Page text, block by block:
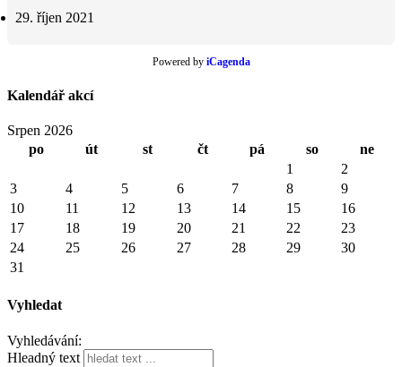
29. říjen 2021
Powered by iCagenda
Kalendář akcí
Srpen 2026
po
út st čt pá so
ne
1
2
3
4 5 6 7 8
9
10
11 12 13 14 15
16
17
18 19 20 21 22
23
24
25 26 27 28 29
30
31
Vyhledat
Vyhledávání:
Hleadný text